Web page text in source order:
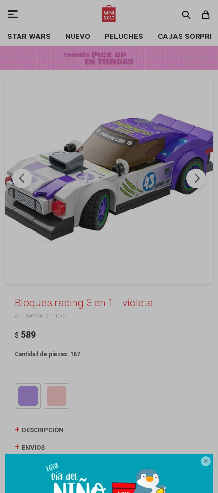

STAR WARS NUEVO PELUCHES CAJAS

Bloques racing 3 en 1 - violeta
6925912110521
$ 589
Cantidad de piezas: 167
DESCRIPCIÓN
ENVÍOS
CAMBIOS Y DEVOLUCIONES
MEDIOS DE PAGO